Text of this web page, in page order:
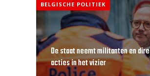
BELGISCHE POLITIEK
De staat neemt militanten en
acties in het vizier